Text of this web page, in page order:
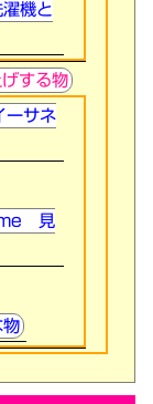
機と
する物
サネ
見
物